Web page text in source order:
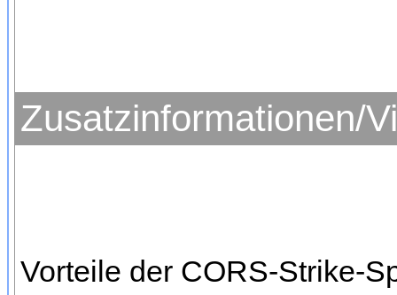
Zusatzinformationen/
Vorteile der CORS-Strike-